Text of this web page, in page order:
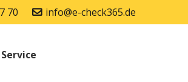
70 info@e-check365.de